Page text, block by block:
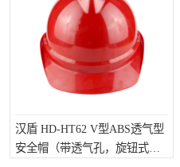
汉盾 HD-HT62 V型ABS透气型
安全帽（带透气孔，旋钮式帽